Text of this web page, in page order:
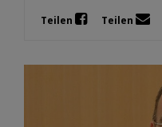
Teilen Teilen